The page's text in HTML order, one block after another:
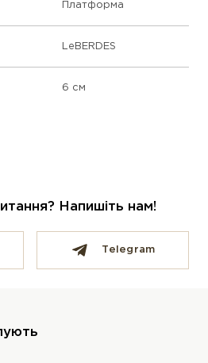
Платформа
LeBERDES
6 см
Напишіть нам!
Telegram